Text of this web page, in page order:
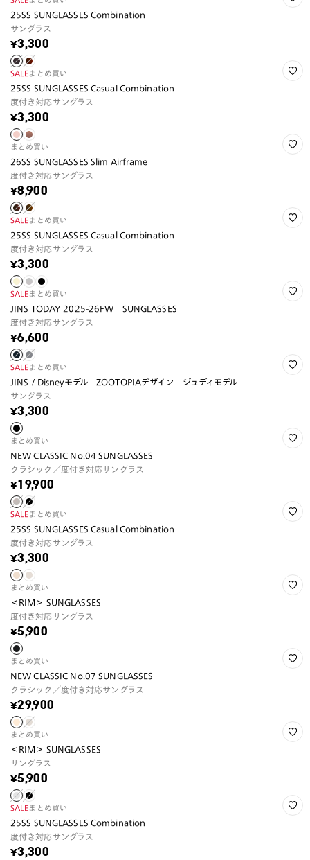
25SS SUNGLASSES Combination
サングラス
¥3,300
SALEまとめ買い
25SS SUNGLASSES Casual Combination
度付き対応サングラス
¥3,300
まとめ買い
26SS SUNGLASSES Slim Airframe
度付き対応サングラス
¥8,900
SALEまとめ買い
25SS SUNGLASSES Casual Combination
度付き対応サングラス
¥3,300
SALEまとめ買い
JINS TODAY 2025-26FW SUNGLASSES
度付き対応サングラス
¥6,600
SALEまとめ買い
JINS / Disneyモデル ZOOTOPIAデザイン ジュディモデル
サングラス
¥3,300
まとめ買い
NEW CLASSIC No.04 SUNGLASSES
クラシック／度付き対応サングラス
¥19,900
SALEまとめ買い
25SS SUNGLASSES Casual Combination
度付き対応サングラス
¥3,300
まとめ買い
＜RIM＞ SUNGLASSES
度付き対応サングラス
¥5,900
まとめ買い
NEW CLASSIC No.07 SUNGLASSES
クラシック／度付き対応サングラス
¥29,900
まとめ買い
＜RIM＞ SUNGLASSES
サングラス
¥5,900
SALEまとめ買い
25SS SUNGLASSES Combination
度付き対応サングラス
¥3,300